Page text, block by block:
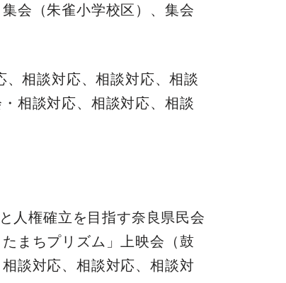
会（朱雀小学校区）、集会
相談対応、相談対応、相談
相談対応、相談対応、相談
人権確立を目指す奈良県民会
まちプリズム」上映会（鼓
談対応、相談対応、相談対